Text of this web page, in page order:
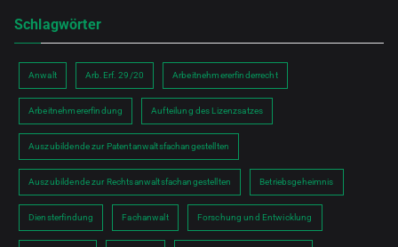
Schlagwörter
Anwalt Arb.Erf. 29/20 Arbeitnehmererfinderrecht
Arbeitnehmererfindung Aufteilung des Lizenzsatzes
Auszubildende zur Patentanwaltsfachangestellten
Auszubildende zur Rechtsanwaltsfachangestellten Betriebsgeheimnis
Diensterfindung Fachanwalt Forschung und Entwicklung